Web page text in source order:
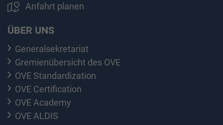
Anfahrt planen
ÜBER UNS
Generalsekretariat
Gremienübersicht des OVE
OVE Standardization
OVE Certification
OVE Academy
OVE ALDIS